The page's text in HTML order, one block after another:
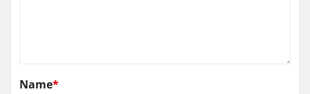
Name*